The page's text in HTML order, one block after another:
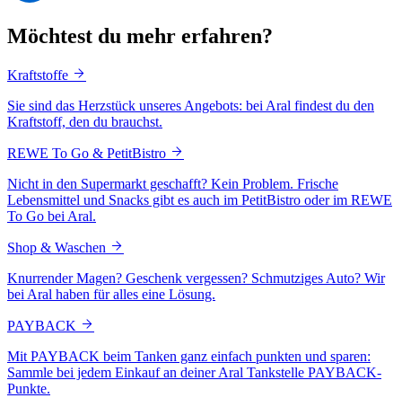
Möchtest du mehr erfahren?
Kraftstoffe
Sie sind das Herzstück unseres Angebots: bei Aral findest du den
Kraftstoff, den du brauchst.
REWE To Go & PetitBistro
Nicht in den Supermarkt geschafft? Kein Problem. Frische
Lebensmittel und Snacks gibt es auch im PetitBistro oder im REWE
To Go bei Aral.
Shop & Waschen
Knurrender Magen? Geschenk vergessen? Schmutziges Auto? Wir
bei Aral haben für alles eine Lösung.
PAYBACK
Mit PAYBACK beim Tanken ganz einfach punkten und sparen:
Sammle bei jedem Einkauf an deiner Aral Tankstelle PAYBACK-
Punkte.